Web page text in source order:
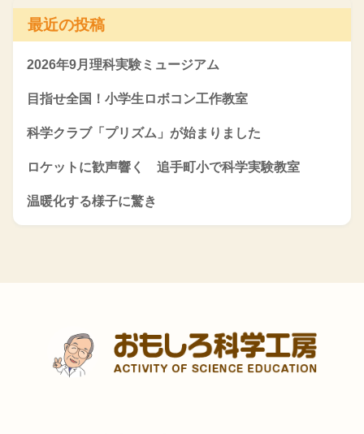
最近の投稿
2026年9月理科実験ミュージアム
目指せ全国！小学生ロボコン工作教室
科学クラブ「プリズム」が始まりました
ロケットに歓声響く 追手町小で科学実験教室
温暖化する様子に驚き